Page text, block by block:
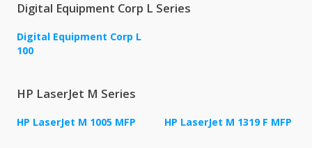
Digital Equipment Corp L Series
Digital Equipment Corp L
100
HP LaserJet M Series
HP LaserJet M 1005 MFP HP LaserJet M 1319 F MFP